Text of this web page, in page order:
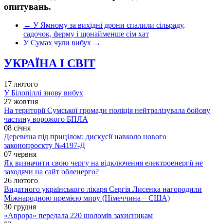
опитувань.
← У Ямному за вихідні дрони спалили сільраду,
садочок, ферму і щонайменше сім хат
У Сумах чули вибух →
УКРАЇНА І СВІТ
17 лютого
У Білопіллі знову вибух
27 жовтня
На території Сумської громади поліція нейтралізувала бойову
частину ворожого БПЛА
08 січня
Деревина під прицілом: дискусії навколо нового
законопроєкту №4197-Д
07 червня
Як визначити свою чергу на відключення електроенергії не
заходячи на сайт обленерго?
26 лютого
Видатного українського лікаря Сергія Лисенка нагородили
Міжнародною премією миру (Німеччина – США)
30 грудня
«Аврора» передала 220 шоломів захисникам